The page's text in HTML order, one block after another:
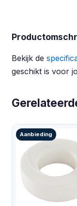
Bekijk de
geschikt is voor
Aanbieding